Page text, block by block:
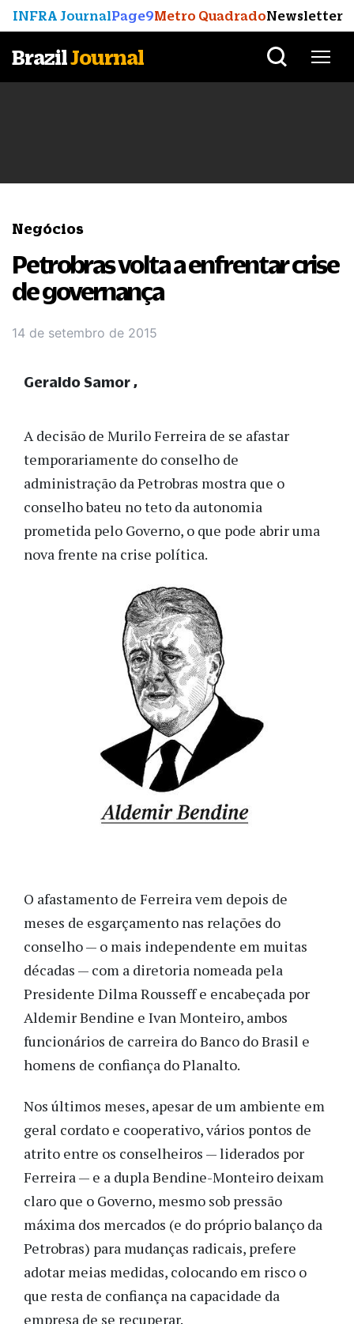
INFRA JournalPage9Metro QuadradoNewsletter
BrazilJournal
Negócios
Petrobras volta a enfrentar crise
de governança
14 de setembro de 2015
A decisão de Murilo Ferreira de se afastar
temporariamente do conselho de
administração da Petrobras mostra que o
conselho bateu no teto da autonomia
prometida pelo Governo, o que pode abrir uma
nova frente na crise política.
O afastamento de Ferreira vem depois de
meses de esgarçamento nas relações do
conselho — o mais independente em muitas
décadas — com a diretoria nomeada pela
Presidente Dilma Rousseff e encabeçada por
Aldemir Bendine e Ivan Monteiro, ambos
funcionários de carreira do Banco do Brasil e
homens de confiança do Planalto.
Nos últimos meses, apesar de um ambiente em
geral cordato e cooperativo, vários pontos de
atrito entre os conselheiros — liderados por
Ferreira — e a dupla Bendine-Monteiro deixam
claro que o Governo, mesmo sob pressão
máxima dos mercados (e do próprio balanço da
Petrobras) para mudanças radicais, prefere
adotar meias medidas, colocando em risco o
que resta de confiança na capacidade da
empresa de se recuperar.
Geraldo Samor